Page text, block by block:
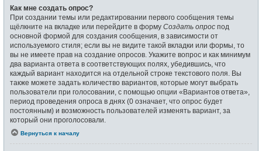
Как мне создать опрос?
При создании темы или редактировании первого сообщения темы
щёлкните на вкладке или перейдите в форму Создать опрос под
основной формой для создания сообщения, в зависимости от
используемого стиля; если вы не видите такой вкладки или формы, то
вы не имеете прав на создание опросов. Укажите вопрос и как минимум
два варианта ответа в соответствующих полях, убедившись, что
каждый вариант находится на отдельной строке текстового поля. Вы
также можете задать количество вариантов, которые могут выбрать
пользователи при голосовании, с помощью опции «Вариантов ответа»,
период проведения опроса в днях (0 означает, что опрос будет
постоянным) и возможность пользователей изменять вариант, за
который они проголосовали.
Вернуться к началу